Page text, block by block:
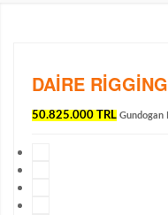
DAIRE RIGGING
50.825.000 TRL Gundogan